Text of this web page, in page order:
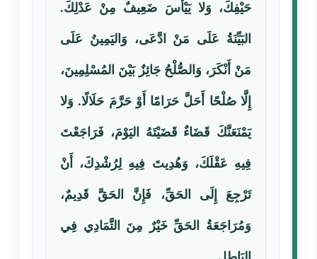
حَيْفِكَ، وَلا يَيْأَسَ ضَعِيفٌ مِنْ عَدْلِكَ.
البَيِّنَةُ عَلَى مَنْ ادَّعَى، وَاليَمِينُ عَلَى
مَنْ أَنْكَرَ، وَالصُّلْحُ جَائِزٌ بَيْنَ المُسْلِمِينَ،
إِلَّا صُلْحًا أَحَلَّ حَرَامًا أَوْ حَرَّمَ حَلَالًا. وَلا
يَمْنَعَنَّكَ قَضَاءٌ قَضَيْتَهُ اليَوْمَ، فَرَاجَعْتَ
فِيهِ عَقْلَكَ، وَهُدِيتَ فِيهِ لِرُشْدِكَ، أَنْ
تَرْجِعَ إِلَى الحَقِّ، فَإِنَّ الحَقَّ قَدِيمٌ،
وَمُرَاجَعَةُ الحَقِّ خَيْرٌ مِنَ التَّمَادِي فِي